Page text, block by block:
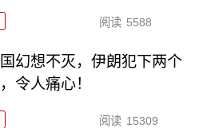
阅读 5588
幻想不灭，伊朗犯下两个
令人痛心！
阅读 15309